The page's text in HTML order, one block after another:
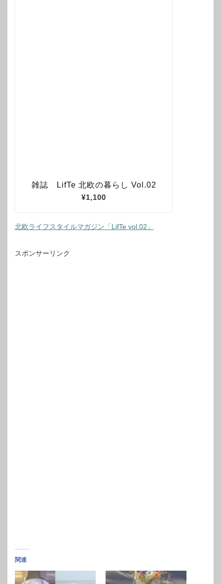
北欧ライフスタイルマガジン「LifTe vol.02」
スポンサーリンク
関連